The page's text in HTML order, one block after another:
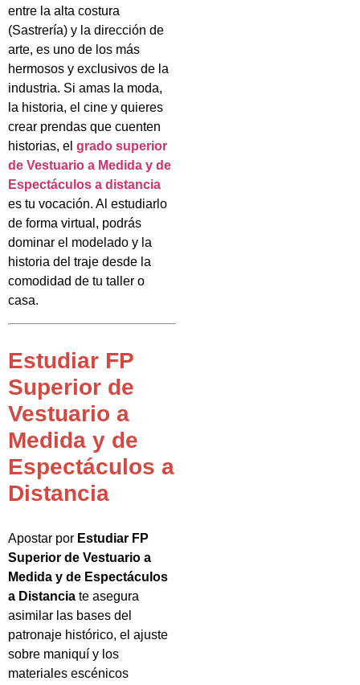
entre la alta costura
(Sastrería) y la dirección de
arte, es uno de los más
hermosos y exclusivos de la
industria. Si amas la moda,
la historia, el cine y quieres
crear prendas que cuenten
historias, el grado superior
de Vestuario a Medida y de
Espectáculos a distancia
es tu vocación. Al estudiarlo
de forma virtual, podrás
dominar el modelado y la
historia del traje desde la
comodidad de tu taller o
casa.
Estudiar FP
Superior de
Vestuario a
Medida y de
Espectáculos a
Distancia
Apostar por Estudiar FP
Superior de Vestuario a
Medida y de Espectáculos
a Distancia te asegura
asimilar las bases del
patronaje histórico, el ajuste
sobre maniquí y los
materiales escénicos